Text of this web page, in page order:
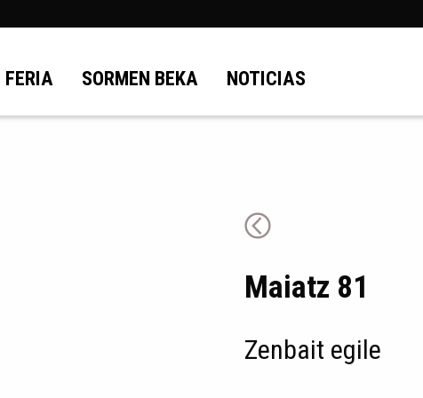
FERIA SORMEN BEKA NOTICIAS
Maiatz 81
Zenbait egile